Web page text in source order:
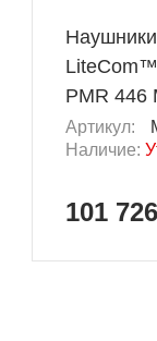
PMR 446
каску,
Артикул:
Наличие:
101